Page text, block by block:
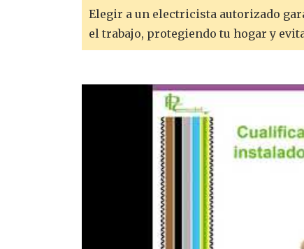
Elegir a un electricista autorizado
el trabajo, protegiendo tu hogar y